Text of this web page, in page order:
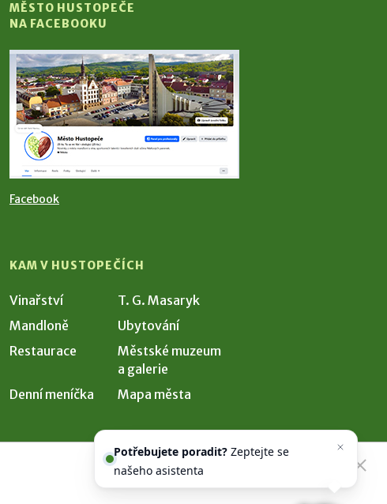
MĚSTO HUSTOPEČE
NA FACEBOOKU
Facebook
KAM V HUSTOPEČÍCH
Vinařství
T. G. Masaryk
Mandloně
Ubytování
Restaurace
Městské muzeum
a galerie
Denní meníčka
Mapa města
Potřebujete poradit? Zeptejte se
našeho asistenta